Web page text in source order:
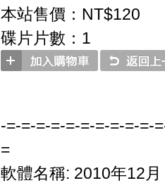
本站售價：NT$120
碟片片數：1
-=-=-=-=-=-=-=-=-=-=-
=
軟體名稱: 2010年12